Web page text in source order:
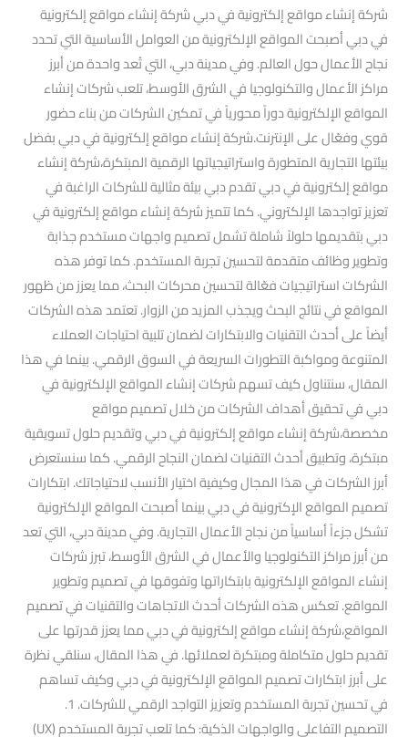
شركة إنشاء مواقع إلكترونية في دبي شركة إنشاء مواقع إلكترونية
في دبي أصبحت المواقع الإلكترونية من العوامل الأساسية التي تحدد
نجاح الأعمال حول العالم. وفي مدينة دبي، التي تُعد واحدة من أبرز
مراكز الأعمال والتكنولوجيا في الشرق الأوسط، تلعب شركات إنشاء
المواقع الإلكترونية دوراً محورياً في تمكين الشركات من بناء حضور
قوي وفعّال على الإنترنت.شركة إنشاء مواقع إلكترونية في دبي بفضل
بيئتها التجارية المتطورة واستراتيجياتها الرقمية المبتكرة،شركة إنشاء
مواقع إلكترونية في دبي تقدم دبي بيئة مثالية للشركات الراغبة في
تعزيز تواجدها الإلكتروني. كما تتميز شركة إنشاء مواقع إلكترونية في
دبي بتقديمها حلولاً شاملة تشمل تصميم واجهات مستخدم جذابة
وتطوير وظائف متقدمة لتحسين تجربة المستخدم. كما توفر هذه
الشركات استراتيجيات فعّالة لتحسين محركات البحث، مما يعزز من ظهور
المواقع في نتائج البحث ويجذب المزيد من الزوار. تعتمد هذه الشركات
أيضاً على أحدث التقنيات والابتكارات لضمان تلبية احتياجات العملاء
المتنوعة ومواكبة التطورات السريعة في السوق الرقمي. بينما في هذا
المقال، سنتناول كيف تسهم شركات إنشاء المواقع الإلكترونية في
دبي في تحقيق أهداف الشركات من خلال تصميم مواقع
مخصصة،شركة إنشاء مواقع إلكترونية في دبي وتقديم حلول تسويقية
مبتكرة، وتطبيق أحدث التقنيات لضمان النجاح الرقمي. كما سنستعرض
أبرز الشركات في هذا المجال وكيفية اختيار الأنسب لاحتياجاتك. ابتكارات
تصميم المواقع الإكترونية في دبي بينما أصبحت المواقع الإلكترونية
تشكل جزءاً أساسياً من نجاح الأعمال التجارية. وفي مدينة دبي، التي تعد
من أبرز مراكز التكنولوجيا والأعمال في الشرق الأوسط، تبرز شركات
إنشاء المواقع الإلكترونية بابتكاراتها وتفوقها في تصميم وتطوير
المواقع. تعكس هذه الشركات أحدث الاتجاهات والتقنيات في تصميم
المواقع،شركة إنشاء مواقع إلكترونية في دبي مما يعزز قدرتها على
تقديم حلول متكاملة ومبتكرة لعملائها. في هذا المقال، سنلقي نظرة
على أبرز ابتكارات تصميم المواقع الإلكترونية في دبي وكيف تساهم
في تحسين تجربة المستخدم وتعزيز التواجد الرقمي للشركات. 1.
التصميم التفاعلي والواجهات الذكية: كما تلعب تجربة المستخدم (UX)